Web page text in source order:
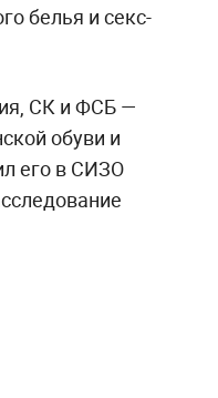
белья и секс-
СК и ФСБ —
обуви и
его в СИЗО